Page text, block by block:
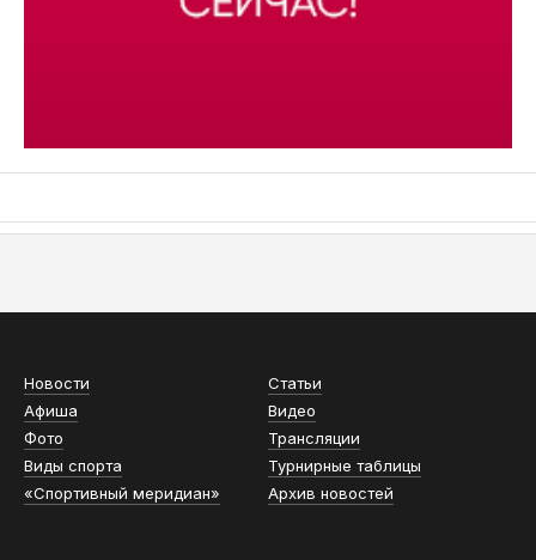
Новости
Статьи
Афиша
Видео
Фото
Трансляции
Виды спорта
Турнирные таблицы
«Спортивный меридиан»
Архив новостей